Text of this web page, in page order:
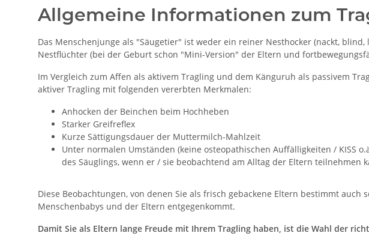
Allgemeine Informationen zum
Das Menschenjunge als "Säugetier" ist weder ein reiner Nesthocker (nackt, blind,
Nestflüchter (bei der Geburt schon "Mini-Version" der Eltern und
Im Vergleich zum Affen als aktivem Tragling und dem Känguruh als passivem
aktiver Tragling mit folgenden vererbten Merkmalen:
Anhocken der Beinchen beim Hochheben
Starker Greifreflex
Kurze Sättigungsdauer der Muttermilch-Mahlzeit
Unter normalen Umständen (keine osteopathischen Auffälligkeiten / KISS
des Säuglings, wenn er / sie beobachtend am Alltag der Eltern teilnehmen
Diese Beobachtungen, von denen Sie als frisch gebackene Eltern bestimmt
Menschenbabys und der Eltern entgegenkommt.
Damit Sie als Eltern lange Freude mit Ihrem Tragling haben, ist die Wahl der